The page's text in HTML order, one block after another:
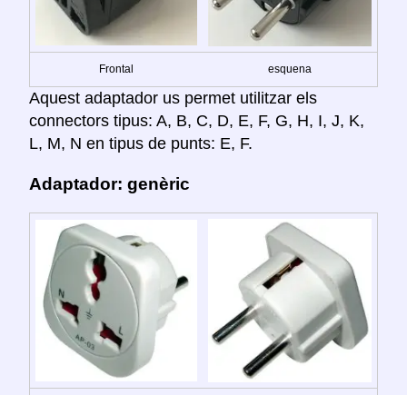
Frontal esquena
Aquest adaptador us permet utilitzar els
connectors tipus: A, B, C, D, E, F, G, H, I, J, K,
L, M, N en tipus de punts: E, F.
Adaptador: genèric